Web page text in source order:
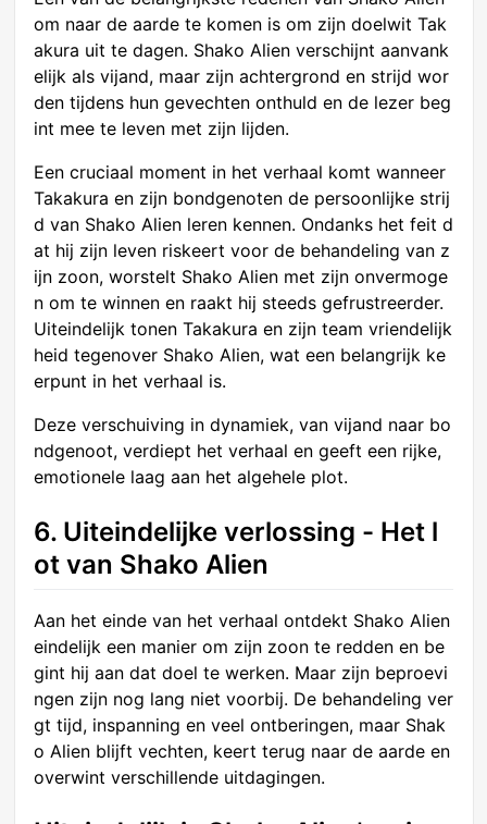
om naar de aarde te komen is om zijn doelwit Tak
akura uit te dagen. Shako Alien verschijnt aanvank
elijk als vijand, maar zijn achtergrond en strijd wor
den tijdens hun gevechten onthuld en de lezer beg
int mee te leven met zijn lijden.
Een cruciaal moment in het verhaal komt wanneer
Takakura en zijn bondgenoten de persoonlijke strij
d van Shako Alien leren kennen. Ondanks het feit d
at hij zijn leven riskeert voor de behandeling van z
ijn zoon, worstelt Shako Alien met zijn onvermoge
n om te winnen en raakt hij steeds gefrustreerder.
Uiteindelijk tonen Takakura en zijn team vriendelijk
heid tegenover Shako Alien, wat een belangrijk ke
erpunt in het verhaal is.
Deze verschuiving in dynamiek, van vijand naar bo
ndgenoot, verdiept het verhaal en geeft een rijke,
emotionele laag aan het algehele plot.
6. Uiteindelijke verlossing - Het l
ot van Shako Alien
Aan het einde van het verhaal ontdekt Shako Alien
eindelijk een manier om zijn zoon te redden en be
gint hij aan dat doel te werken. Maar zijn beproevi
ngen zijn nog lang niet voorbij. De behandeling ver
gt tijd, inspanning en veel ontberingen, maar Shak
o Alien blijft vechten, keert terug naar de aarde en
overwint verschillende uitdagingen.